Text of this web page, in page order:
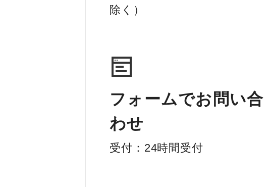
除く）
フォームでお問い合
わせ
受付：24時間受付